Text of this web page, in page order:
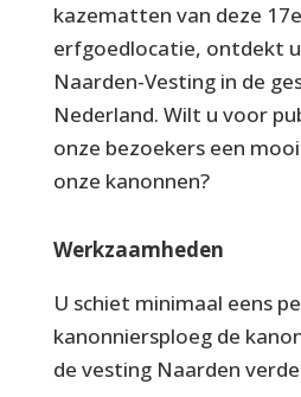
kazematten van deze
erfgoedlocatie, ontdekt
Naarden-Vesting in de
Nederland. Wilt u voor
onze bezoekers een
onze kanonnen?
Werkzaamheden
U schiet minimaal eens
kanonniersploeg de
de vesting Naarden